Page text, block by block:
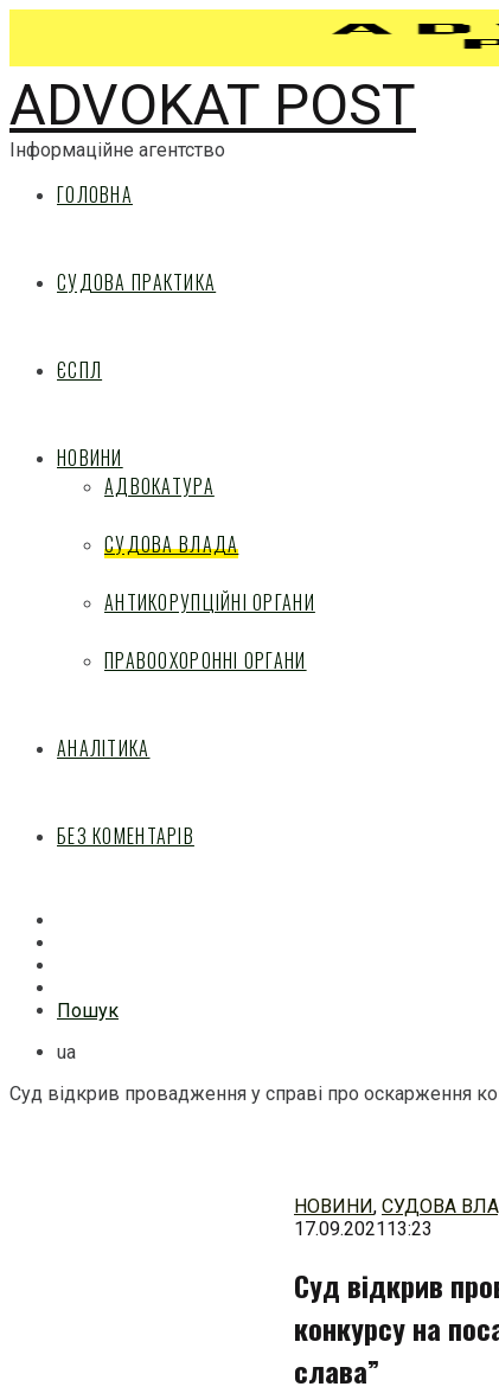
ADVOKAT POST
Інформаційне агентство
ГОЛОВНА
СУДОВА ПРАКТИКА
ЄСПЛ
НОВИНИ
АДВОКАТУРА
СУДОВА ВЛАДА
АНТИКОРУПЦІЙНІ ОРГАНИ
ПРАВООХОРОННІ ОРГАНИ
АНАЛІТИКА
БЕЗ КОМЕНТАРІВ
Пошук
ua
Суд відкрив провадження у справі про оскарження
НОВИНИ, СУДОВА
17.09.202113:23
Суд відкрив
конкурсу на
слава”